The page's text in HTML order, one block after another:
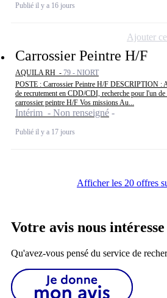
Publié il y a 16 jours
Carrossier Peintre H/F
AQUILA RH - 79 - NIORT
POSTE : Carrossier Peintre H/F DESCRIPTION :
de recrutement en CDD/CDI, recherche pour l'un
carrossier peintre H/F Vos missions Au...
Intérim - Non renseigné
Publié il y a 17 jours
Ajouter
Afficher les 20 offres
Votre avis nous intéresse
Qu'avez-vous pensé du service de